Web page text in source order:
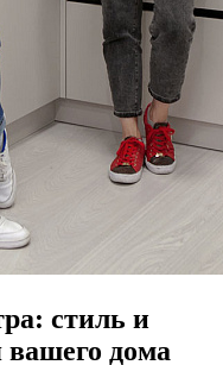
стиль и
дома